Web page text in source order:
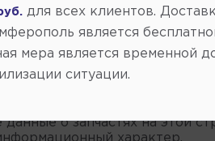
есть в наличии , обновление
раз в сутки.
и цен:
данные о запчастях на этой
характер.
для всех клиентов.
является
мера является временной
ситуации.